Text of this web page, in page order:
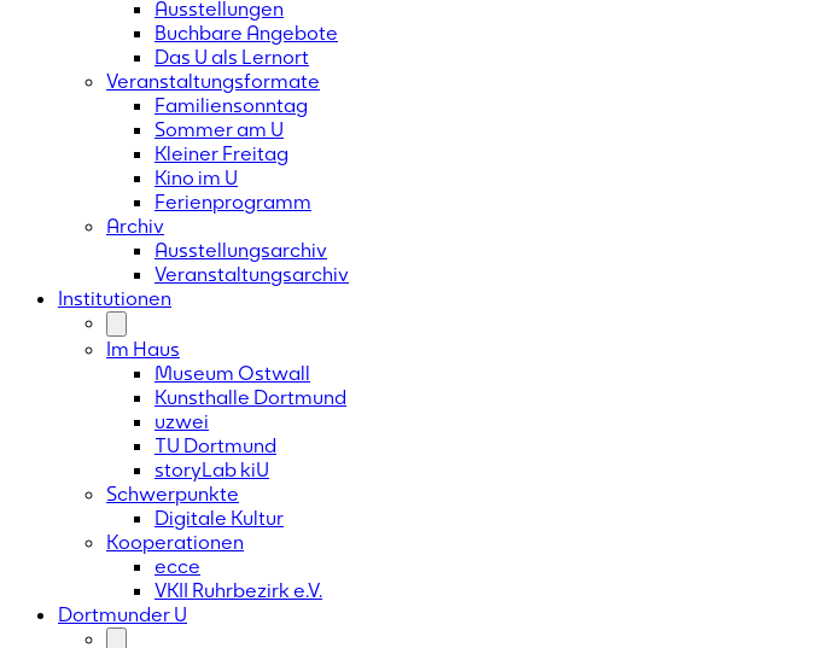
Ausstellungen
Buchbare Angebote
Das U als Lernort
Veranstaltungsformate
Familiensonntag
Sommer am U
Kleiner Freitag
Kino im U
Ferienprogramm
Archiv
Ausstellungsarchiv
Veranstaltungsarchiv
Institutionen
Im Haus
Museum Ostwall
Kunsthalle Dortmund
uzwei
TU Dortmund
storyLab kiU
Schwerpunkte
Digitale Kultur
Kooperationen
ecce
VKII Ruhrbezirk e.V.
Dortmunder U